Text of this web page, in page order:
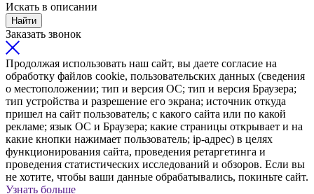
Искать в описании
Найти
Заказать звонок
Продолжая использовать наш сайт, вы даете согласие на
обработку файлов cookie, пользовательских данных (сведения
о местоположении; тип и версия ОС; тип и версия Браузера;
тип устройства и разрешение его экрана; источник откуда
пришел на сайт пользователь; с какого сайта или по какой
рекламе; язык ОС и Браузера; какие страницы открывает и на
какие кнопки нажимает пользователь; ip-адрес) в целях
функционирования сайта, проведения ретаргетинга и
проведения статистических исследований и обзоров. Если вы
не хотите, чтобы ваши данные обрабатывались, покиньте сайт.
Узнать больше